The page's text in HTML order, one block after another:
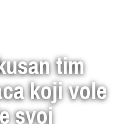
tim
koji vole
svoj